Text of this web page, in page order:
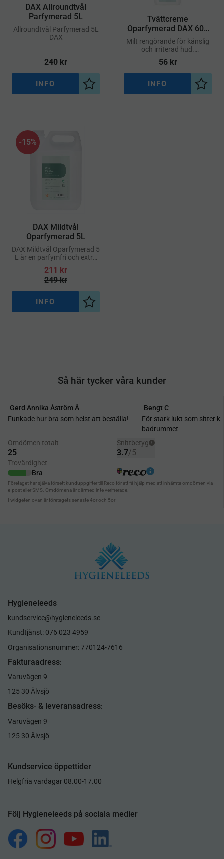
DAX Allroundtvål
Parfymerad 5L
​Allroundtvål Parfymerad 5L
DAX
240 kr
Lägg till i önskelista
INFO
​Tvättcreme
Oparfymerad DAX 600
ml
Milt rengörande för känslig
och irriterad hud.
Återfettande och
fuktighetsbevarande.
56kr
Lägg
INFO
DAX Mildtvål
Oparfymerad 5L
DAX Mildtvål Oparfymerad 5
L är en parfymfri och extra
mild flytande handtvål
framtagen för frekvent
handtvätt i professionella
211 kr
249kr
15%
Lägg till i önskelista
INFO
Så här tycker våra kunder
Hygieneleeds
kundservice@hygieneleeds.se
Kundtjänst: 076 023 4959
Organisationsnummer: 770124-7616
Fakturaadress:
Varuvägen 9
125 30 Älvsjö
Besöks- & leveransadress:
Varuvägen 9
125 30 Älvsjö
Kundservice öppettider
Helgfria vardagar 08.00-17.00
Följ Hygieneleeds på sociala medier